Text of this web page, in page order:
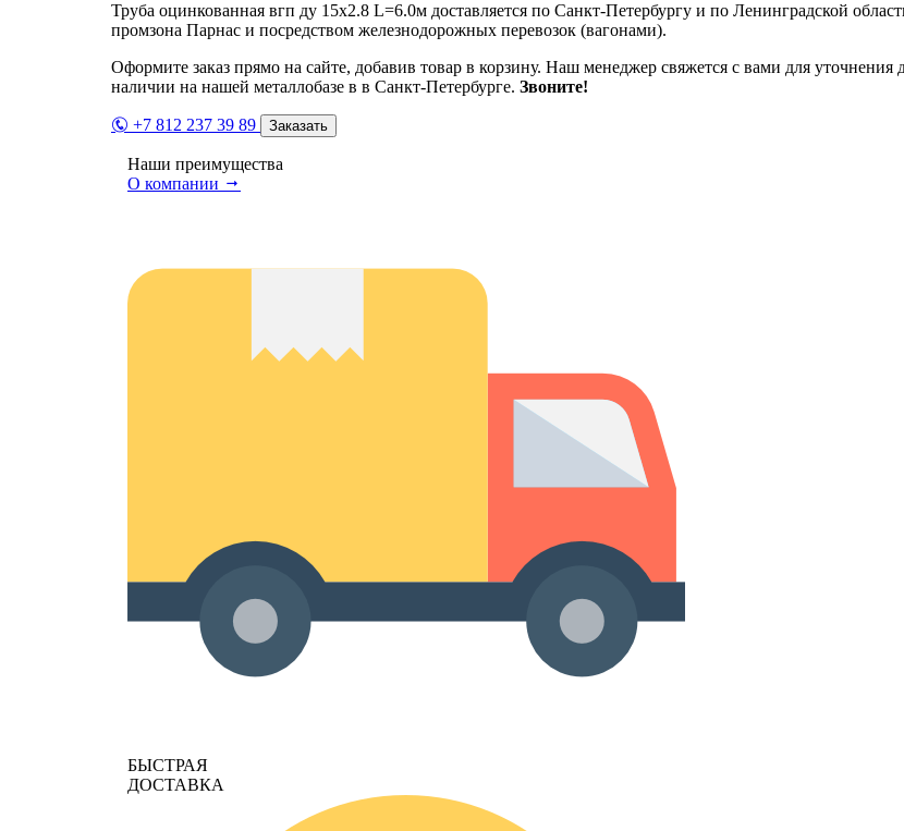
Труба оцинкованная вгп ду 15х2.8 L=6.0м доставляется по Санкт-Петербургу и по Ленинградской
промзона Парнас и посредством железнодорожных перевозок (вагонами).
Оформите заказ прямо на сайте, добавив товар в корзину. Наш менеджер свяжется с вами для
наличии на нашей металлобазе в в Санкт-Петербурге. Звоните!
+7 812 237 39 89 Заказать
Наши преимущества
О компании
БЫСТРАЯ
ДОСТАВКА